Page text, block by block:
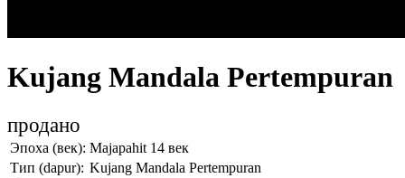
Kujang Mandala Pertempuran
продано
Эпоха (век): Majapahit 14 век
Тип (dapur): Kujang Mandala Pertempuran